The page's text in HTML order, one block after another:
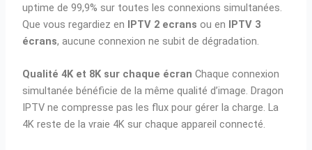
uptime de 99,9% sur toutes les connexions simultanées.
Que vous regardiez en IPTV 2 ecrans ou en IPTV 3
écrans, aucune connexion ne subit de dégradation.
Qualité 4K et 8K sur chaque écran Chaque connexion
simultanée bénéficie de la même qualité d’image. Dragon
IPTV ne compresse pas les flux pour gérer la charge. La
4K reste de la vraie 4K sur chaque appareil connecté.